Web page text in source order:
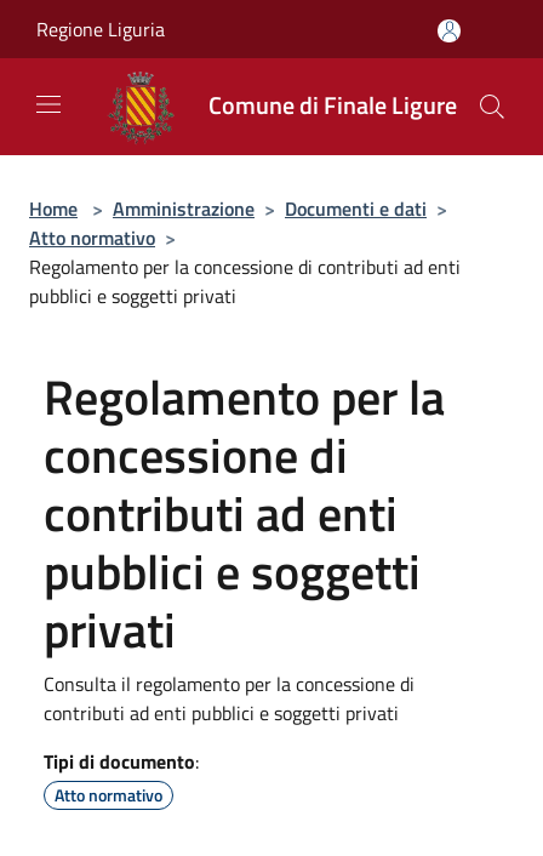
Regione Liguria
Comune di Finale Ligure
Home > Amministrazione > Documenti e dati >
Atto normativo >
Regolamento per la concessione di contributi ad enti
pubblici e soggetti privati
Regolamento per la
concessione di
contributi ad enti
pubblici e soggetti
privati
Consulta il regolamento per la concessione di
contributi ad enti pubblici e soggetti privati
Tipi di documento:
Atto normativo